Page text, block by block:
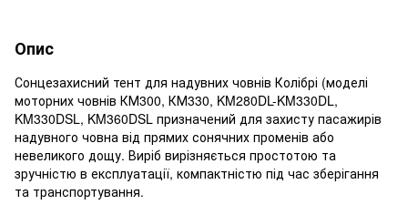
Опис
Сонцезахисний тент для надувних човнів Колібрі (моделі
моторних човнів КМ300, КМ330, KM280DL-KM330DL,
KM330DSL, KM360DSL призначений для захисту пасажирів
надувного човна від прямих сонячних променів або
невеликого дощу. Виріб вирізняється простотою та
зручністю в експлуатації, компактністю під час зберігання
та транспортування.